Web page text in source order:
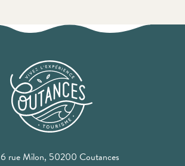
6 rue Milon, 50200 Coutances